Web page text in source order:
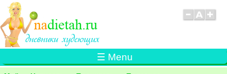
☰ Menu